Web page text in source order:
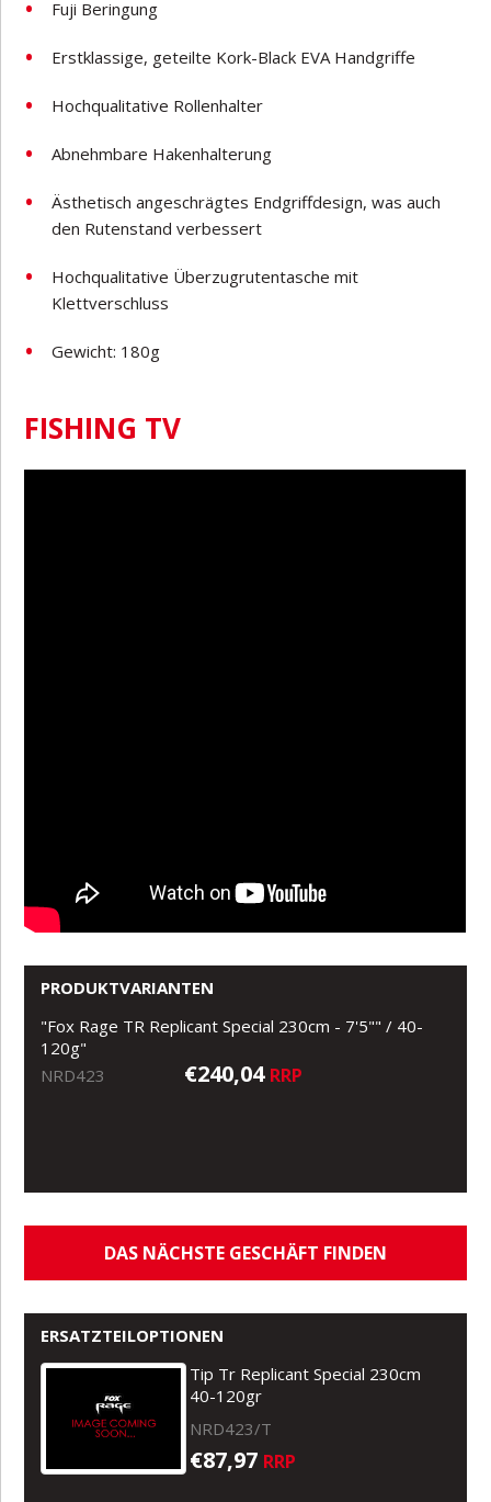
Fuji Beringung
Erstklassige, geteilte Kork-Black EVA Handgriffe
Hochqualitative Rollenhalter
Abnehmbare Hakenhalterung
Ästhetisch angeschrägtes Endgriffdesign, was auch
den Rutenstand verbessert
Hochqualitative Überzugrutentasche mit
Klettverschluss
Gewicht: 180g
FISHING TV
PRODUKTVARIANTEN
"Fox Rage TR Replicant Special 230cm - 7'5"" / 40-
120g"
NRD423
€240,04 RRP
DAS NÄCHSTE GESCHÄFT FINDEN
ERSATZTEILOPTIONEN
Tip Tr Replicant Special 230cm
40-120gr
NRD423/T
€87,97 RRP